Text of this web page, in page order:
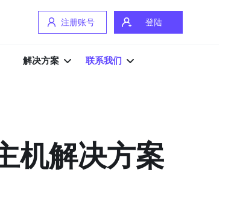
注册账号 登陆
解决方案 联系我们
机解决方案